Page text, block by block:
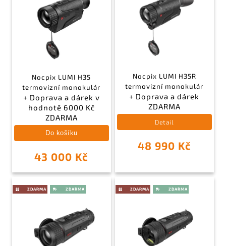
Nocpix LUMI H35
termovizní monokulár
+ Doprava a dárek v
hodnotě 6000 Kč
ZDARMA
43 000 Kč
Do košíku
Nocpix LUMI H35R
termovizní monokulár
+ Doprava a dárek
ZDARMA
48 990 Kč
Detail